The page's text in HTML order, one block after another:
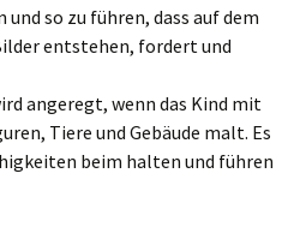
so zu führen, dass auf dem
entstehen, fordert und
angeregt, wenn das Kind mit
Tiere und Gebäude malt. Es
beim halten und führen